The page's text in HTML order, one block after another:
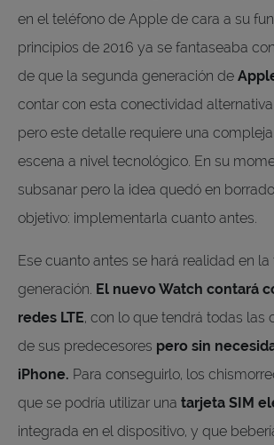
en el teléfono de Apple de cara a su
principios de 2016 ya se fantaseaba
de que la segunda generación de
contar con esta conectividad
pero este detalle requiere una
escena a nivel tecnológico. En su
subsanar pero la idea quedó en
objetivo: implementarla cuanto antes.
Ese cuanto antes se hará realidad en la
generación. El nuevo Watch contará
redes LTE, con lo que tendrá todas las
de sus predecesores pero sin
iPhone. Para conseguirlo, los
que se podría utilizar una tarjeta SIM
integrada en el dispositivo, y que